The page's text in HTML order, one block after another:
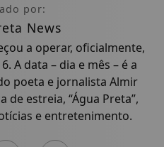
por:
News
a operar, oficialmente,
A data – dia e mês – é a
poeta e jornalista Almir
estreia, “Água Preta”,
e entretenimento.